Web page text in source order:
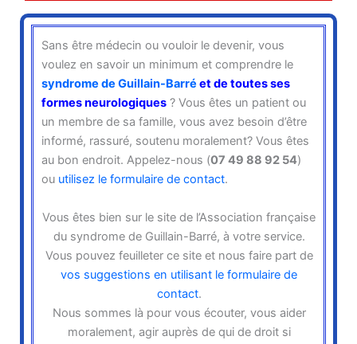
Sans être médecin ou vouloir le devenir, vous
voulez en savoir un minimum et comprendre le
syndrome de Guillain-Barré et de toutes ses
formes neurologiques ? Vous êtes un patient ou
un membre de sa famille, vous avez besoin d’être
informé, rassuré, soutenu moralement? Vous êtes
au bon endroit. Appelez-nous (07 49 88 92 54)
ou utilisez le formulaire de contact.
Vous êtes bien sur le site de l’Association française
du syndrome de Guillain-Barré, à votre service.
Vous pouvez feuilleter ce site et nous faire part de
vos suggestions en utilisant le formulaire de
contact.
Nous sommes là pour vous écouter, vous aider
moralement, agir auprès de qui de droit si